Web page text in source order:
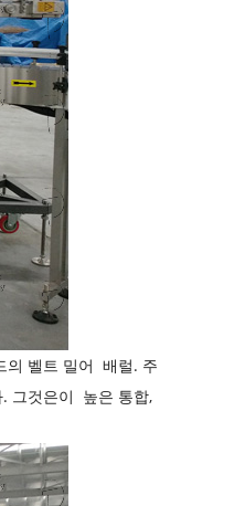
의 벨트 밀어 배럴. 주
그것은이 높은 통합,